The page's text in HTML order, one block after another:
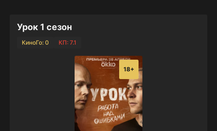
Урок 1 сезон
КиноГо: 0 КП: 7.1
18+